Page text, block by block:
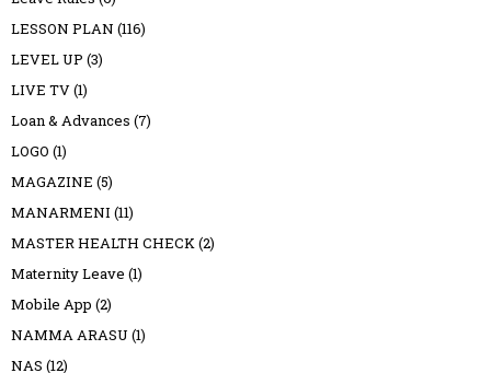
LESSON PLAN (116)
LEVEL UP (3)
LIVE TV(1)
Loan & Advances (7)
LOGO (1)
MAGAZINE (5)
MANARMENI (11)
MASTER HEALTH CHECK(2)
Maternity Leave (1)
Mobile App (2)
NAMMA ARASU (1)
NAS (12)